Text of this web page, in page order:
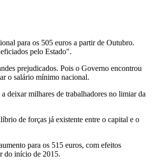
para os 505 euros a partir de Outubro.
pelo Estado".
prejudicados. Pois o Governo encontrou
o salário mínimo nacional.
deixar milhares de trabalhadores no limiar da
de forças já existente entre o capital e o
para os 515 euros, com efeitos
do início de 2015.